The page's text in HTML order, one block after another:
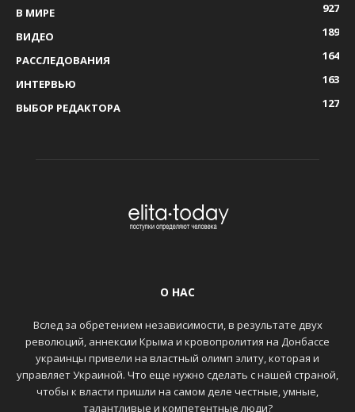
В МИРЕ
927
ВИДЕО
189
РАССЛЕДОВАНИЯ
164
ИНТЕРВЬЮ
163
ВЫБОР РЕДАКТОРА
127
О НАС
Вслед за обретением независимости, в результате двух
революций, аннексии Крыма и кровопролития на Донбассе
украинцы привели на властный олимп элиту, которая и
управляет Украиной. Что еще нужно сделать с нашей страной,
чтобы к власти пришли на самом деле честные, умные,
талантливые и компетентные люди?